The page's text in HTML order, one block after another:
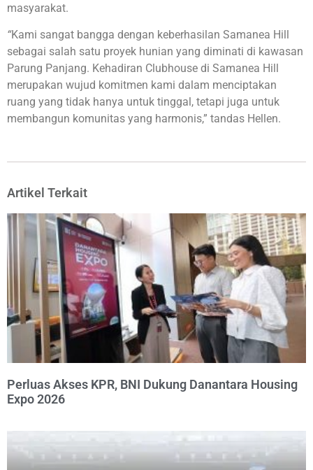
masyarakat.
“Kami sangat bangga dengan keberhasilan Samanea Hill
sebagai salah satu proyek hunian yang diminati di kawasan
Parung Panjang. Kehadiran Clubhouse di Samanea Hill
merupakan wujud komitmen kami dalam menciptakan
ruang yang tidak hanya untuk tinggal, tetapi juga untuk
membangun komunitas yang harmonis,” tandas Hellen.
Artikel Terkait
Perluas Akses KPR, BNI Dukung Danantara Housing
Expo 2026